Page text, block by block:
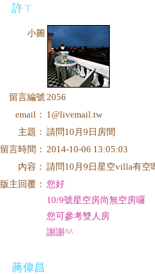
許ㄒ
小圖
留言編號2056
email： 1@livemail.tw
主題： 請問10月9日房間
留言時間： 2014-10-06 13:05:03
內容： 請問10月9日星空villa有空
版主回覆： 您好
10/9號星空房尚無空房囉
您可參考雙人房
謝謝^^
蔣偉昌